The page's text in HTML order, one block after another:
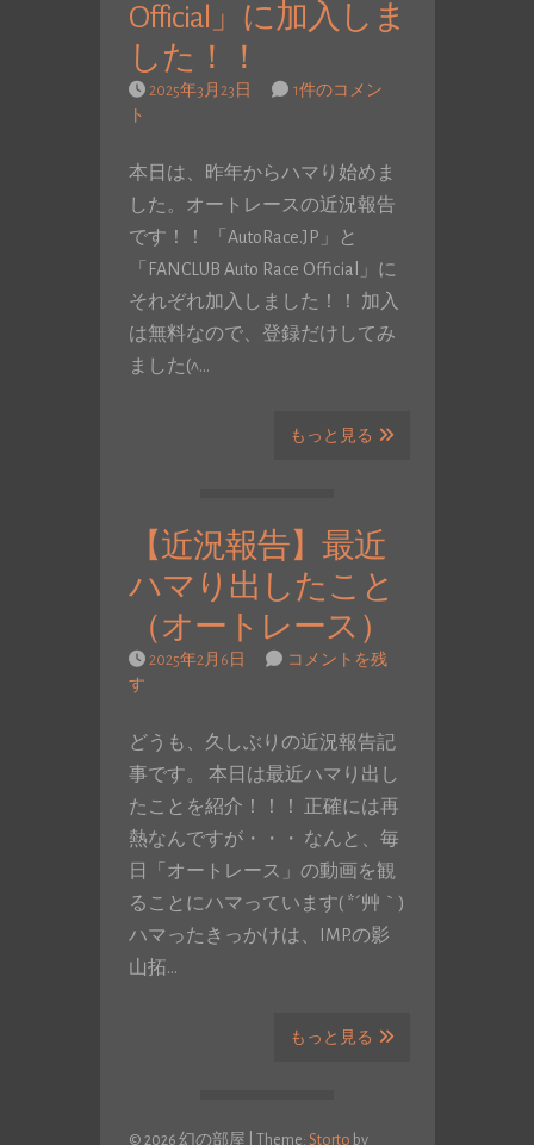
Official」に加入しま
した！！
2025年3月23日
1件のコメン
ト
本日は、昨年からハマり始めま
した。オートレースの近況報告
です！！ 「AutoRace.JP」と
「FANCLUB Auto Race Official」に
それぞれ加入しました！！ 加入
は無料なので、登録だけしてみ
ました(^…
もっと見る
【近況報告】最近
ハマり出したこと
（オートレース）
2025年2月6日
コメントを残
す
どうも、久しぶりの近況報告記
事です。 本日は最近ハマり出し
たことを紹介！！！ 正確には再
熱なんですが・・・ なんと、毎
日「オートレース」の動画を観
ることにハマっています( *´艸｀)
ハマったきっかけは、IMP.の影
山拓…
もっと見る
© 2026 幻の部屋 Theme: Storto by